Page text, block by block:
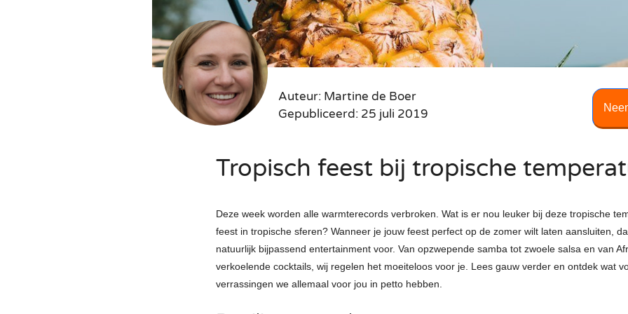
Jazz band
Duo
Strijk orkest
Bekende Nederlander
Zanger
Zangeres
Casino
Swinging DJ Show
Swinging Collective
Female DJ Nicky
DJ Dayven
Accordeonisten
Auteur: Martine de Boer
Gepubliceerd: 25 juli 2019
Tropisch feest bij tropische
Deze week worden alle warmterecords verbroken. Wat is er nou leuker bij deze tropische
feest in tropische sferen? Wanneer je jouw feest perfect op de zomer wilt laten aansluiten,
natuurlijk bijpassend entertainment voor. Van opzwepende samba tot zwoele salsa en van
verkoelende cocktails, wij regelen het moeiteloos voor je. Lees gauw verder en ontdek wat
verrassingen we allemaal voor jou in petto hebben.